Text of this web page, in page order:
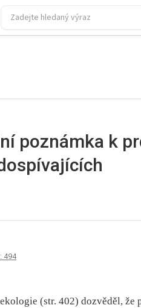
poznámka k
494
(str. 402) dozvěděl, že